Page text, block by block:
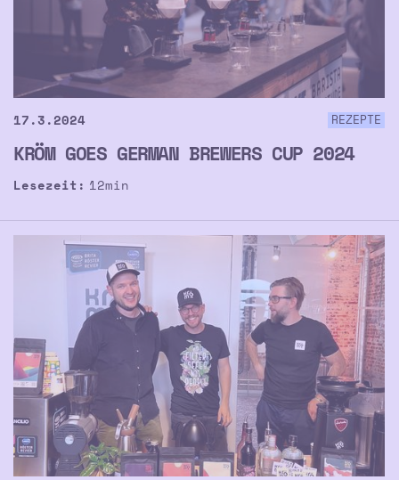
17.3.2024 REZEPTE
KRÖM GOES GERMAN BREWERS CUP 2024
Lesezeit: 12min